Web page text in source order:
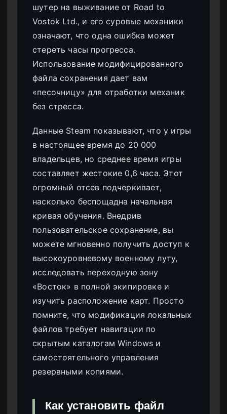
шутер на выживание от Road to
Vostok Ltd., и его суровые механики
означают, что одна ошибка может
стереть часы прогресса.
Использование модифицированного
файла сохранения дает вам
«песочницу» для отработки механик
без стресса.
Данные Steam показывают, что у игры
в настоящее время до 20 000
владельцев, но среднее время игры
составляет жестокие 0,6 часа. Этот
огромный отсев подчеркивает,
насколько беспощадна начальная
кривая обучения. Внедрив
пользовательское сохранение, вы
можете мгновенно получить доступ к
высокоуровневому военному луту,
исследовать переходную зону
«Восток» в полной экипировке и
изучить расположение карт. Просто
помните, что модификация локальных
файлов требует навигации по
скрытым каталогам Windows и
самостоятельного управления
резервными копиями.
Как установить файл